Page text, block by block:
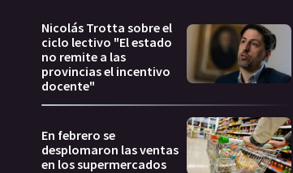
Nicolás Trotta sobre el
ciclo lectivo "El estado
no remite a las
provincias el incentivo
docente"
En febrero se
desplomaron las ventas
en los supermercados